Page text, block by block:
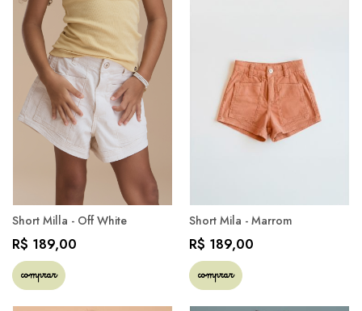
Short Milla - Off White
R$ 189,00
comprar
Short Mila - Marrom
R$ 189,00
comprar